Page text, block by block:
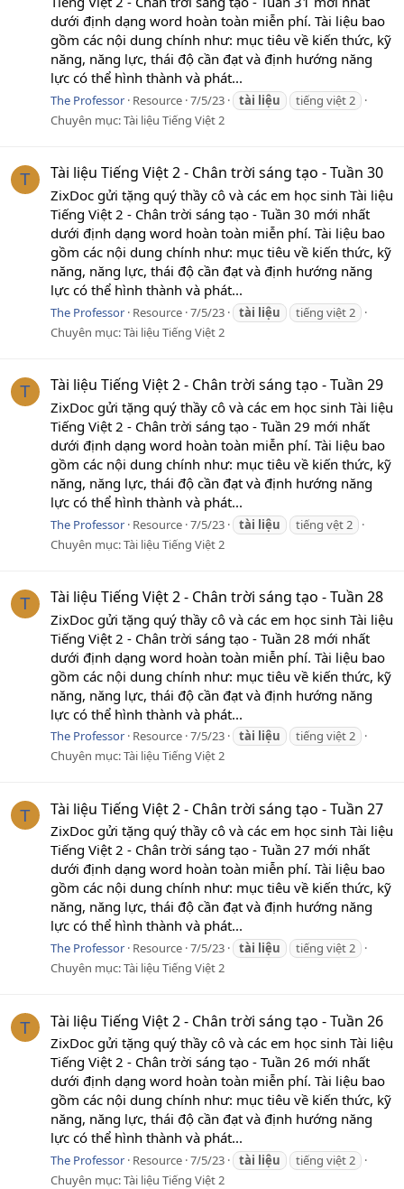
dưới định dạng word hoàn toàn miễn phí. Tài liệu bao
gồm các nội dung chính như: mục tiêu về kiến thức, kỹ
năng, năng lực, thái độ cần đạt và định hướng năng
lực có thể hình thành và phát...
The Professor Resource 7/5/23 tài liệu
tiếng việt 2
Chuyên mục:Tài liệu Tiếng Việt 2
T Tài liệu Tiếng Việt 2 - Chân trời sáng tạo - Tuần 30
ZixDoc gửi tặng quý thầy cô và các em học sinh Tài liệu
Tiếng Việt 2 - Chân trời sáng tạo - Tuần 30 mới nhất
dưới định dạng word hoàn toàn miễn phí. Tài liệu bao
gồm các nội dung chính như: mục tiêu về kiến thức, kỹ
năng, năng lực, thái độ cần đạt và định hướng năng
lực có thể hình thành và phát...
The Professor Resource 7/5/23 tài liệu
tiếng việt 2
Chuyên mục:Tài liệu Tiếng Việt 2
T Tài liệu Tiếng Việt 2 - Chân trời sáng tạo - Tuần 29
ZixDoc gửi tặng quý thầy cô và các em học sinh Tài liệu
Tiếng Việt 2 - Chân trời sáng tạo - Tuần 29 mới nhất
dưới định dạng word hoàn toàn miễn phí. Tài liệu bao
gồm các nội dung chính như: mục tiêu về kiến thức, kỹ
năng, năng lực, thái độ cần đạt và định hướng năng
lực có thể hình thành và phát...
The Professor Resource 7/5/23 tài liệu
tiếng vệt 2
Chuyên mục:Tài liệu Tiếng Việt 2
T Tài liệu Tiếng Việt 2 - Chân trời sáng tạo - Tuần 28
ZixDoc gửi tặng quý thầy cô và các em học sinh Tài liệu
Tiếng Việt 2 - Chân trời sáng tạo - Tuần 28 mới nhất
dưới định dạng word hoàn toàn miễn phí. Tài liệu bao
gồm các nội dung chính như: mục tiêu về kiến thức, kỹ
năng, năng lực, thái độ cần đạt và định hướng năng
lực có thể hình thành và phát...
The Professor Resource 7/5/23 tài liệu
tiếng việt 2
Chuyên mục:Tài liệu Tiếng Việt 2
T Tài liệu Tiếng Việt 2 - Chân trời sáng tạo - Tuần 27
ZixDoc gửi tặng quý thầy cô và các em học sinh Tài liệu
Tiếng Việt 2 - Chân trời sáng tạo - Tuần 27 mới nhất
dưới định dạng word hoàn toàn miễn phí. Tài liệu bao
gồm các nội dung chính như: mục tiêu về kiến thức, kỹ
năng, năng lực, thái độ cần đạt và định hướng năng
lực có thể hình thành và phát...
The Professor Resource 7/5/23 tài liệu
tiếng việt 2
Chuyên mục:Tài liệu Tiếng Việt 2
T Tài liệu Tiếng Việt 2 - Chân trời sáng tạo - Tuần 26
ZixDoc gửi tặng quý thầy cô và các em học sinh Tài liệu
Tiếng Việt 2 - Chân trời sáng tạo - Tuần 26 mới nhất
dưới định dạng word hoàn toàn miễn phí. Tài liệu bao
gồm các nội dung chính như: mục tiêu về kiến thức, kỹ
năng, năng lực, thái độ cần đạt và định hướng năng
lực có thể hình thành và phát...
The Professor Resource 7/5/23 tài liệu
tiếng việt 2
Chuyên mục:Tài liệu Tiếng Việt 2